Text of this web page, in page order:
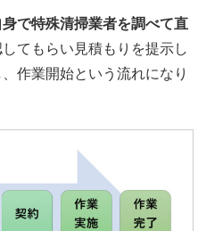
身で特殊清掃業者を調べて直
てもらい見積もりを提示し
作業開始という流れになり